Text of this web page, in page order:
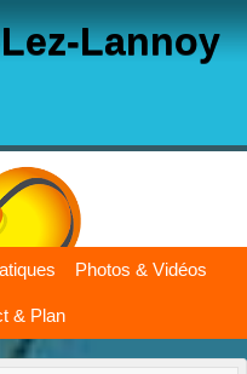
Lannoy
Photos & Vidéos
& Plan